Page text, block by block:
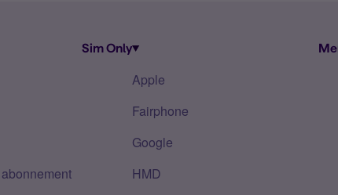
Sim Only
Apple
Fairphone
Google
HMD